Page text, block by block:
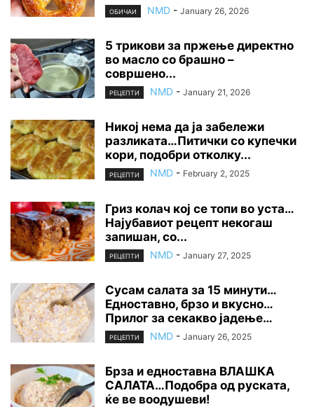
ОБИЧАИ NMD - January 26, 2026
5 трикови за пржење директно
во масло со брашно –
совршено...
РЕЦЕПТИ NMD - January 21, 2026
Никој нема да ја забележи
разликата…Питички со купечки
кори, подобри отколку...
РЕЦЕПТИ NMD - February 2, 2025
Гриз колач кој се топи во уста…
Најубавиот рецепт некогаш
запишан, со...
РЕЦЕПТИ NMD - January 27, 2025
Сусам салата за 15 минути…
Едноставно, брзо и вкусно…
Прилог за секакво јадење…
РЕЦЕПТИ NMD - January 26, 2025
Брза и едноставна ВЛАШКА
САЛАТА…Подобра од руската,
ќе ве воодушеви!